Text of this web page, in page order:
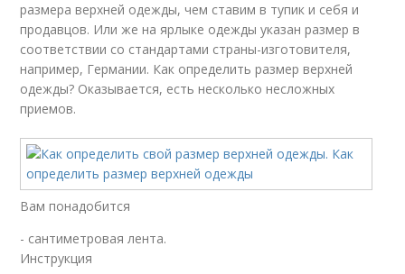
размера верхней одежды, чем ставим в тупик и себя и
продавцов. Или же на ярлыке одежды указан размер в
соответствии со стандартами страны-изготовителя,
например, Германии. Как определить размер верхней
одежды? Оказывается, есть несколько несложных
приемов.
Вам понадобится
- сантиметровая лента.
Инструкция